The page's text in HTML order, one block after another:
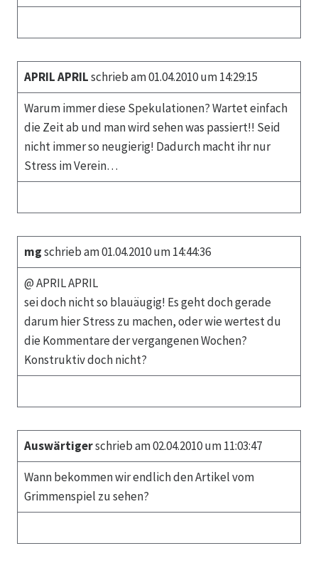
APRIL APRILschrieb am 01.04.2010 um 14:29:15
Warum immer diese Spekulationen? Wartet einfach
die Zeit ab und man wird sehen was passiert!! Seid
nicht immer so neugierig! Dadurch macht ihr nur
Stress im Verein…
mgschrieb am 01.04.2010 um 14:44:36
@ APRIL APRIL
sei doch nicht so blauäugig! Es geht doch gerade
darum hier Stress zu machen, oder wie wertest du
die Kommentare der vergangenen Wochen?
Konstruktiv doch nicht?
Auswärtigerschrieb am 02.04.2010 um 11:03:47
Wann bekommen wir endlich den Artikel vom
Grimmenspiel zu sehen?